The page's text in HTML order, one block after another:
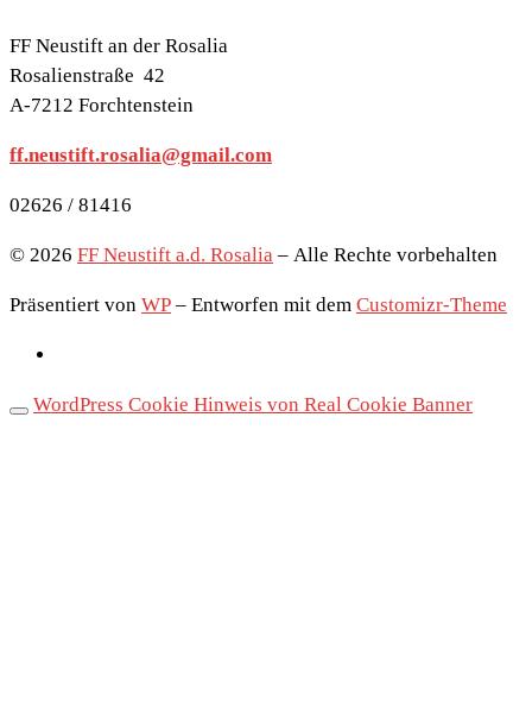
FF Neustift an der Rosalia
Rosalienstraße 42
A-7212 Forchtenstein
ff.neustift.rosalia@gmail.com
02626 / 81416
© 2026 FF Neustift a.d. Rosalia – Alle Rechte vorbehalten
Präsentiert von WP – Entworfen mit dem Customizr-Theme
WordPress Cookie Hinweis von Real Cookie Banner